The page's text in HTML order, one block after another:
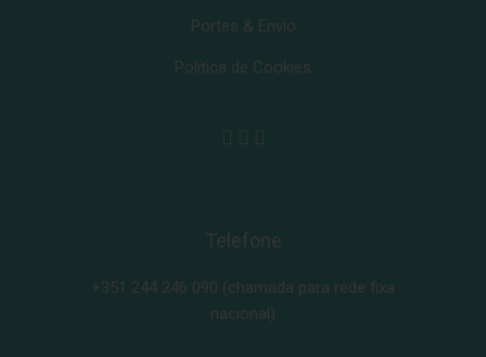
Portes & Envio
Política de Cookies
Telefone
+351 244 246 090 (chamada para rede fixa
nacional)